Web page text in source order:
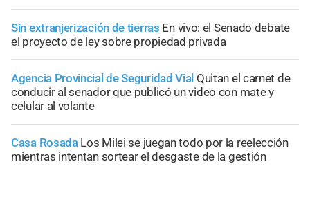
Sin extranjerización de tierras En vivo: el Senado debate
el proyecto de ley sobre propiedad privada
Agencia Provincial de Seguridad Vial Quitan el carnet de
conducir al senador que publicó un video con mate y
celular al volante
Casa Rosada Los Milei se juegan todo por la reelección
mientras intentan sortear el desgaste de la gestión